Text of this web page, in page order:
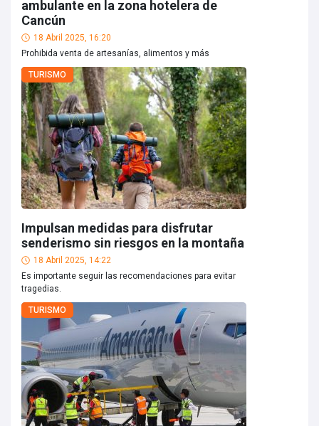
ambulante en la zona hotelera de
Cancún
18 Abril 2025, 16:20
Prohibida venta de artesanías, alimentos y más
TURISMO
Impulsan medidas para disfrutar
senderismo sin riesgos en la montaña
18 Abril 2025, 14:22
Es importante seguir las recomendaciones para evitar
tragedias.
TURISMO